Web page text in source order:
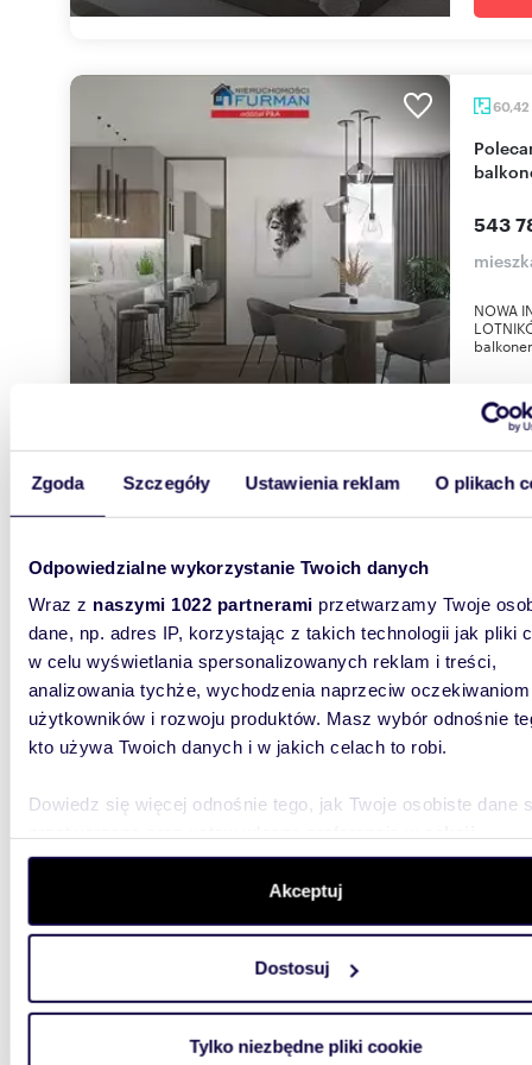
Zgoda Szczegóły Ustawienia reklam O plikach
Odpowiedzialne wykorzystanie Twoich danych
Wraz z naszymi 1022 partnerami przetwarzamy Twoje
dane, np. adres IP, korzystając z takich technologii jak pliki
w celu wyświetlania spersonalizowanych reklam i treści,
analizowania tychże, wychodzenia naprzeciw oczekiwaniom
użytkowników i rozwoju produktów. Masz wybór odnośnie
kto używa Twoich danych i w jakich celach to robi.
Dowiedz się więcej odnośnie tego, jak Twoje osobiste dane
szczegółów. W Deklaracji plików cookie możesz zmienić
wycofać swoją zgodę w dowolnej chwili.
aby oferować funkcje społecznościowe i analizować ruch w
witrynie. Informacje o tym, jak korzystasz z naszej witryny,
analitycznym. Partnerzy mogą połączyć te informacje z
Akceptuj
Dostosuj
Tylko niezbędne pliki cookie
60,42
Polecam nowoczesne 3-pokojowe mieszkanie z
543
NOWA
z
570
Piła, Śródmieście: 3-pokojowe po remoncie,